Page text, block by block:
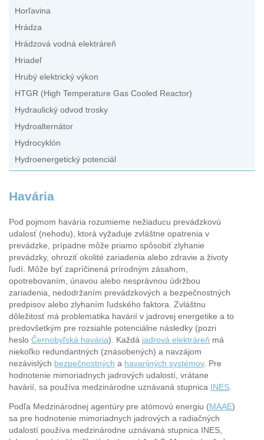
Horľavina
Hrádza
Hrádzová vodná elektráreň
Hriadeľ
Hrubý elektrický výkon
HTGR (High Temperature Gas Cooled Reactor)
Hydraulický odvod trosky
Hydroalternátor
Hydrocyklón
Hydroenergetický potenciál
Havária
Pod pojmom havária rozumieme nežiaducu prevádzkovú
udalosť (nehodu), ktorá vyžaduje zvláštne opatrenia v
prevádzke, prípadne môže priamo spôsobiť zlyhanie
prevádzky, ohroziť okolité zariadenia alebo zdravie a životy
ľudí. Môže byť zapríčinená prírodným zásahom,
opotrebovaním, únavou alebo nesprávnou údržbou
zariadenia, nedodržaním prevádzkových a bezpečnostných
predpisov alebo zlyhaním ľudského faktora. Zvláštnu
dôležitosť má problematika havárií v jadrovej energetike a to
predovšetkým pre rozsiahle potenciálne následky (pozri
heslo Černobyľská havária). Každá jadrová elektráreň má
niekoľko redundantných (znásobených) a navzájom
nezávislých bezpečnostných a havarijných systémov. Pre
hodnotenie mimoriadnych jadrových udalostí, vrátane
havárií, sa používa medzinárodne uznávaná stupnica INES
Podľa Medzinárodnej agentúry pre atómovú energiu (MAAE)
sa pre hodnotenie mimoriadnych jadrových a radiačných
udalostí používa medzinárodne uznávaná stupnica INES,